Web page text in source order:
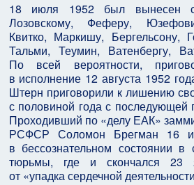
18 июля 1952 был вынесен
Лозовскому, Феферу,
Квитко, Маркишу, Бергельсону,
Тальми, Теумин, Ватенбергу,
По всей вероятности,
в исполнение 12 августа 1952
Штерн приговорили к лишению
с половиной года с последующей
Проходивший по «делу ЕАК»
РСФСР Соломон Брегман 16
в бессознательном состоянии в
тюрьмы, где и скончался 23
от «упадка сердечной